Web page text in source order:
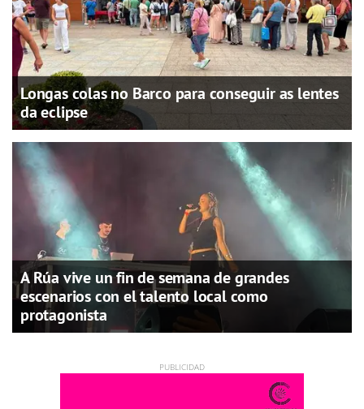
Longas colas no Barco para conseguir as lentes
da eclipse
A Rúa vive un fin de semana de grandes
escenarios con el talento local como
protagonista